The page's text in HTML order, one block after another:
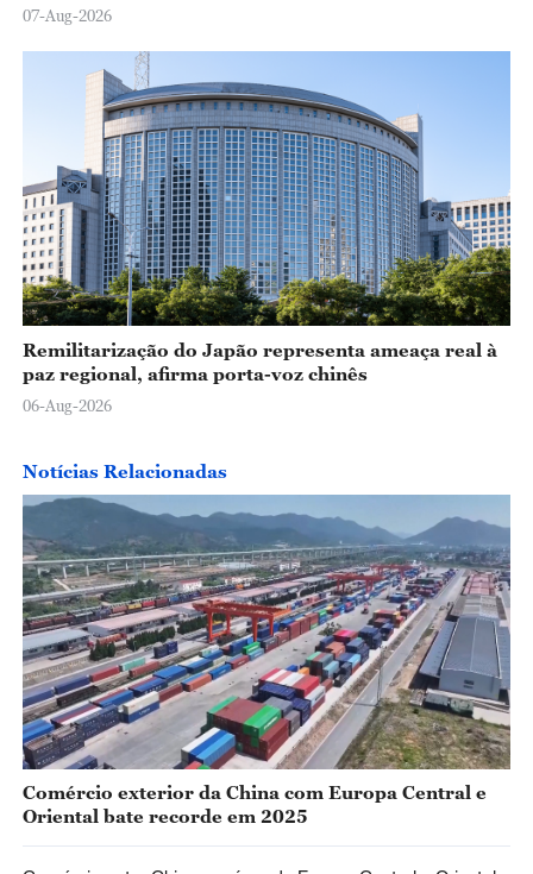
07-Aug-2026
Remilitarização do Japão representa ameaça real à
paz regional, afirma porta-voz chinês
06-Aug-2026
Notícias Relacionadas
Comércio exterior da China com Europa Central e
Oriental bate recorde em 2025